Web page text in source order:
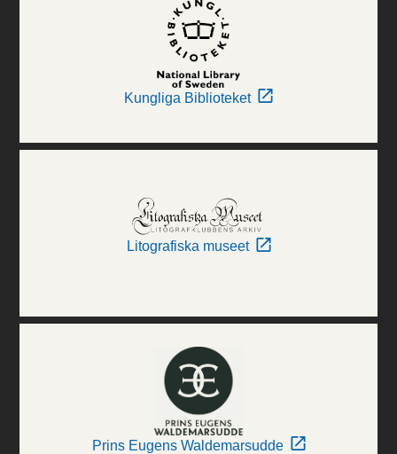
Kungliga Biblioteket
Litografiska museet
Prins Eugens Waldemarsudde